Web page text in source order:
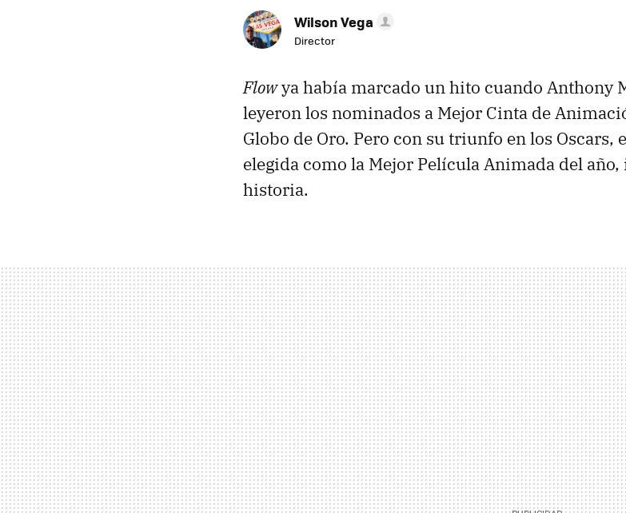
Wilson Vega
Director
Flowya había marcado un hito cuando Anthony
leyeron los nominados a Mejor Cinta de
Globo de Oro. Pero con su triunfo en los Oscars,
elegida como la Mejor Película Animada del
historia.